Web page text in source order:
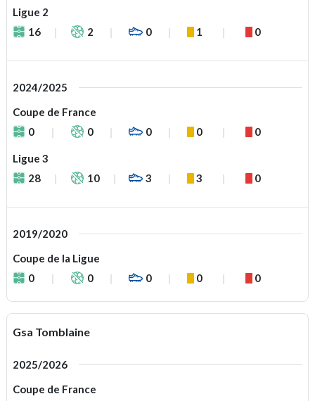
Ligue 2
16
2 0 1 0
2024/2025
Coupe de France
0
0 0 0 0
Ligue 3
28
10 3 3 0
2019/2020
Coupe de la Ligue
0
0 0 0 0
Gsa Tomblaine
2025/2026
Coupe de France